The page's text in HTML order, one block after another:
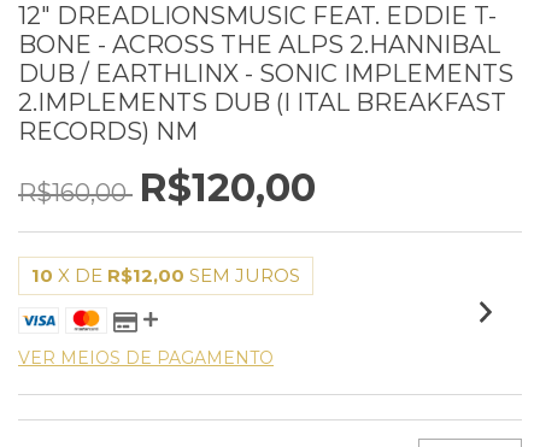
12" DREADLIONSMUSIC FEAT. EDDIE T-
BONE - ACROSS THE ALPS 2.HANNIBAL
DUB / EARTHLINX - SONIC IMPLEMENTS
2.IMPLEMENTS DUB (I ITAL BREAKFAST
RECORDS) NM
R$160,00 R$120,00
10 X DE R$12,00 SEM JUROS
VER MEIOS DE PAGAMENTO